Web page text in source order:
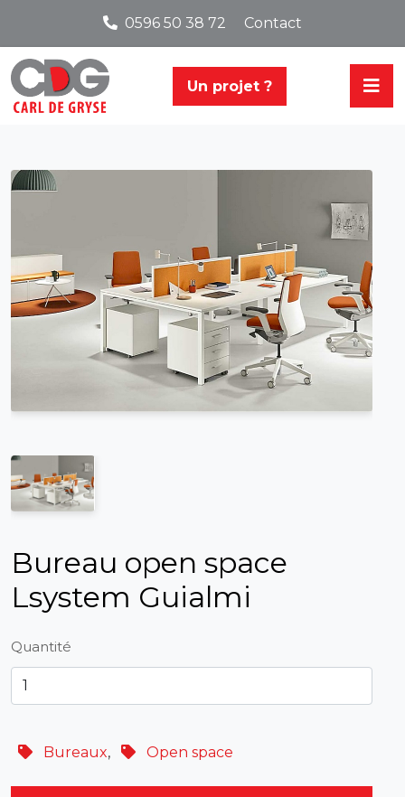
0596 50 38 72 Contact
Un projet ?
Bureau open space
Lsystem Guialmi
Quantité
Bureaux, Open space